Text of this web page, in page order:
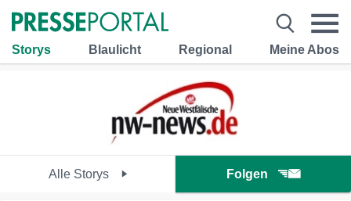
Storys Blaulicht Regional Meine Abos
Alle Storys Folgen